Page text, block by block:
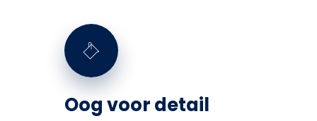
Oog voor detail